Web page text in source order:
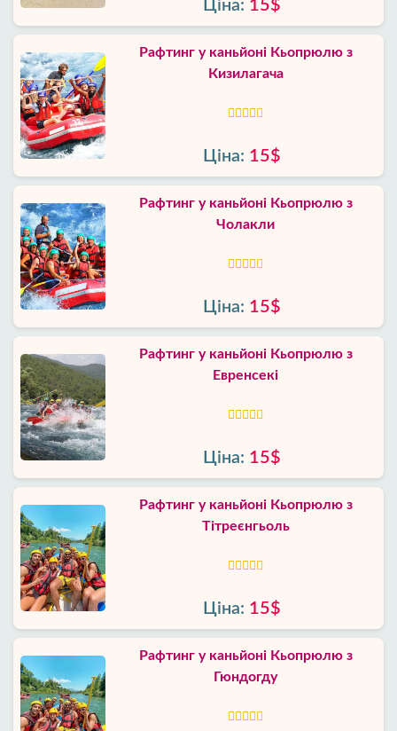
Ціна: 15$
Рафтинг у каньйоні Кьопрюлю з
Кизилагача
Ціна: 15$
Рафтинг у каньйоні Кьопрюлю з
Чолакли
Ціна: 15$
Рафтинг у каньйоні Кьопрюлю з
Евренсекі
Ціна: 15$
Рафтинг у каньйоні Кьопрюлю з
Тітреєнгьоль
Ціна: 15$
Рафтинг у каньйоні Кьопрюлю з
Гюндогду